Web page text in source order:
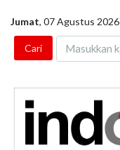
Jumat, 07 Agustus 2026